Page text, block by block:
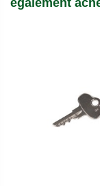
également